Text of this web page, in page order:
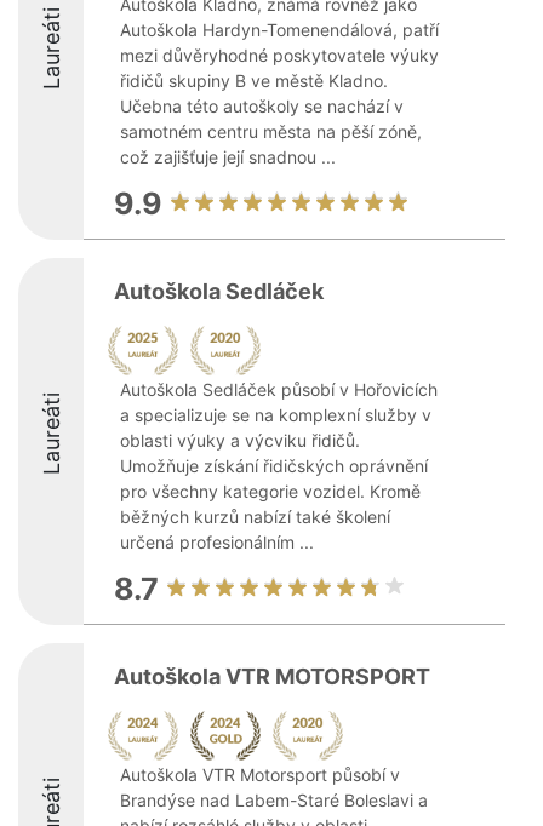
Laureáti
Autoškola Kladno, známá rovněž jako
Autoškola Hardyn-Tomenendálová, patří
mezi důvěryhodné poskytovatele výuky
řidičů skupiny B ve městě Kladno.
Učebna této autoškoly se nachází v
samotném centru města na pěší zóně,
což zajišťuje její snadnou ...
9.9
Laureáti
Autoškola Sedláček
Autoškola Sedláček působí v Hořovicích
a specializuje se na komplexní služby v
oblasti výuky a výcviku řidičů.
Umožňuje získání řidičských oprávnění
pro všechny kategorie vozidel. Kromě
běžných kurzů nabízí také školení
určená profesionálním ...
8.7
Autoškola VTR MOTORSPORT
Autoškola VTR Motorsport působí v
Brandýse nad Labem-Staré Boleslavi a